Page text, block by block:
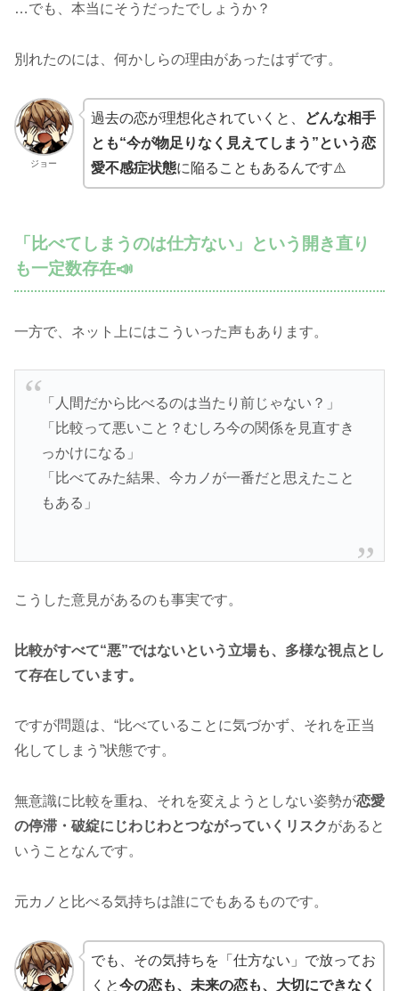
…でも、本当にそうだったでしょうか？
別れたのには、何かしらの理由があったはずです。
ジョー
過去の恋が理想化されていくと、
どんな相手
とも“今が物足りなく見えてしまう”という恋
愛不感症状態に陥ることもあるんです⚠️
「比べてしまうのは仕方ない」という開き直り
も一定数存在📣
一方で、ネット上にはこういった声もあります。
「人間だから比べるのは当たり前じゃない？」
「比較って悪いこと？むしろ今の関係を見直すき
っかけになる」
「比べてみた結果、今カノが一番だと思えたこと
もある」
こうした意見があるのも事実です。
比較がすべて“悪”ではないという立場も、多様な視点とし
て存在しています。
ですが問題は、“比べていることに気づかず、それを正当
化してしまう”状態です。
無意識に比較を重ね、それを変えようとしない姿勢が恋愛
の停滞・破綻にじわじわとつながっていくリスクがあると
いうことなんです。
元カノと比べる気持ちは誰にでもあるものです。
でも、その気持ちを「仕方ない」で放ってお
くと今の恋も、未来の恋も、大切にできなく